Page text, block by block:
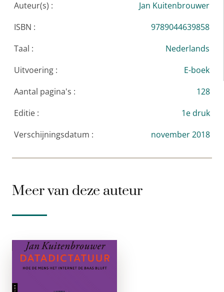
Auteur(s) :
Jan Kuitenbrouwer
ISBN :
9789044639858
Taal :
Nederlands
Uitvoering :
E-boek
Aantal pagina's :
128
Editie :
1e druk
Verschijningsdatum :
november 2018
Meer van deze auteur
Datadictatuur